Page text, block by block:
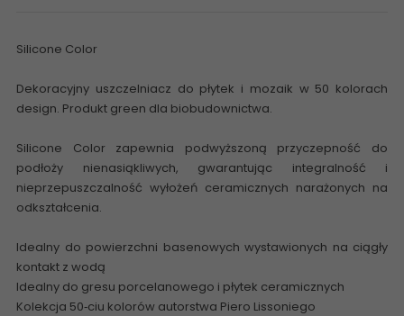
Silicone Color
Dekoracyjny uszczelniacz do płytek i mozaik w 50 kolorach
design. Produkt green dla biobudownictwa.
Silicone Color zapewnia podwyższoną przyczepność do
podłoży nienasiąkliwych, gwarantując integralność i
nieprzepuszczalność wyłożeń ceramicznych narażonych na
odkształcenia.
Idealny do powierzchni basenowych wystawionych na ciągły
kontakt z wodą
Idealny do gresu porcelanowego i płytek ceramicznych
Kolekcja 50‑ciu kolorów autorstwa Piero Lissoniego